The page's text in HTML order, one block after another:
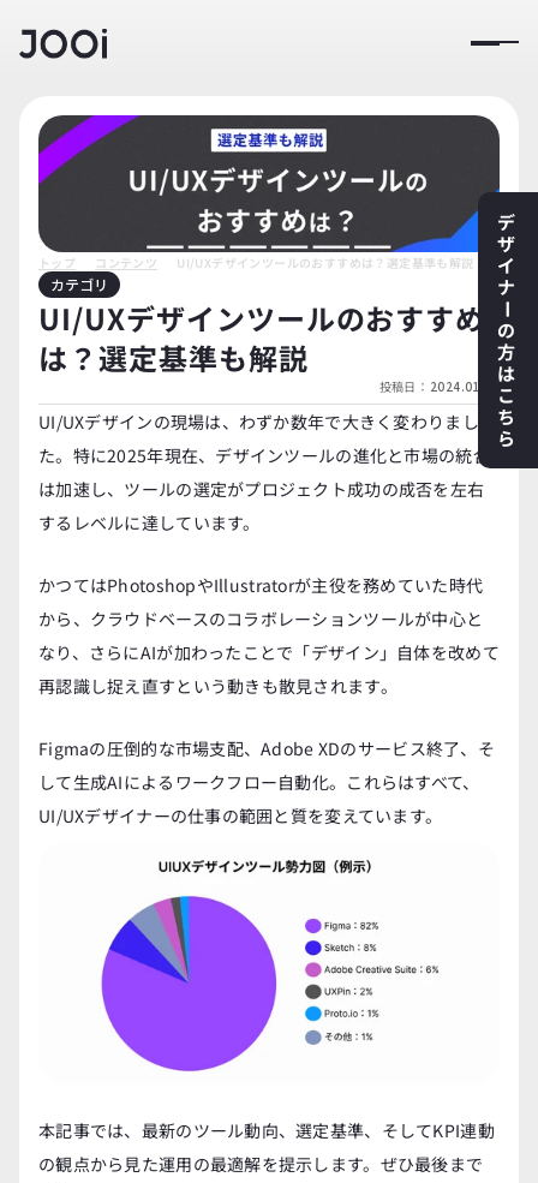
トップ コンテンツ UI/UXデザインツールのおすすめは？選定基準も解説
カテゴリ
UI/UXデザインツールのおすすめ
は？選定基準も解説
投稿日： 2024.01.01
UI/UXデザインの現場は、わずか数年で大きく変わりまし
た。特に2025年現在、デザインツールの進化と市場の統合
は加速し、ツールの選定がプロジェクト成功の成否を左右
するレベルに達しています。
かつてはPhotoshopやIllustratorが主役を務めていた時代
から、クラウドベースのコラボレーションツールが中心と
なり、さらにAIが加わったことで「デザイン」自体を改めて
再認識し捉え直すという動きも散見されます。
Figmaの圧倒的な市場支配、Adobe XDのサービス終了、そ
して生成AIによるワークフロー自動化。これらはすべて、
UI/UXデザイナーの仕事の範囲と質を変えています。
本記事では、最新のツール動向、選定基準、そしてKPI連動
の観点から見た運用の最適解を提示します。ぜひ最後まで
デ
ザ
イ
ナ
の
方
は
こ
ち
ら